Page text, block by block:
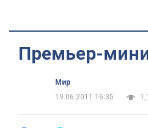
Премьер-
Мир
19.06.2011 16:35